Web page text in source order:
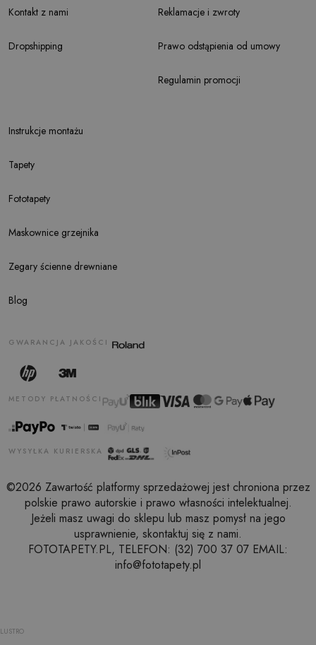
Kontakt z nami
Dropshipping
Instrukcje montażu
Tapety
Fototapety
Maskownice grzejnika
Zegary ścienne drewniane
Blog
Reklamacje i zwroty
Prawo odstąpienia od umowy
Regulamin promocji
GWARANCJA JAKOŚCI
WYSYŁKA KURIERSKA
METODY PŁATNOŚCI
©2026 Zawartość platformy sprzedażowej jest chroniona przez
polskie prawo autorskie i prawo własności intelektualnej.
Jeżeli masz uwagi do sklepu lub masz pomysł na jego
usprawnienie, skontaktuj się z nami.
FOTOTAPETY.PL, TELEFON: (32) 700 37 07 EMAIL:
info@fototapety.pl
LUSTRO